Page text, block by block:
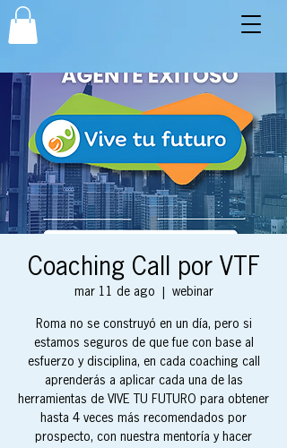
Coaching Call por VTF
mar 11 de ago webinar
Roma no se construyó en un día, pero si
estamos seguros de que fue con base al
esfuerzo y disciplina, en cada coaching call
aprenderás a aplicar cada una de las
herramientas de VIVE TU FUTURO para obtener
hasta 4 veces más recomendados por
prospecto, con nuestra mentoría y hacer